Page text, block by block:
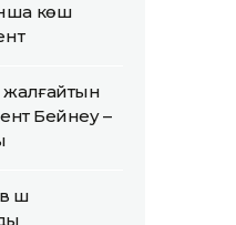
көш
Бейнеу –
үш